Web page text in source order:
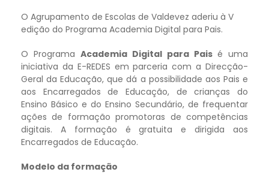
O Agrupamento de Escolas de Valdevez aderiu à V
edição do Programa Academia Digital para Pais.
O Programa Academia Digital para Pais é uma
iniciativa da E-REDES em parceria com a Direcção-
Geral da Educação, que dá a possibilidade aos Pais e
aos Encarregados de Educação, de crianças do
Ensino Básico e do Ensino Secundário, de frequentar
ações de formação promotoras de competências
digitais. A formação é gratuita e dirigida aos
Encarregados de Educação.
Modelo da formação